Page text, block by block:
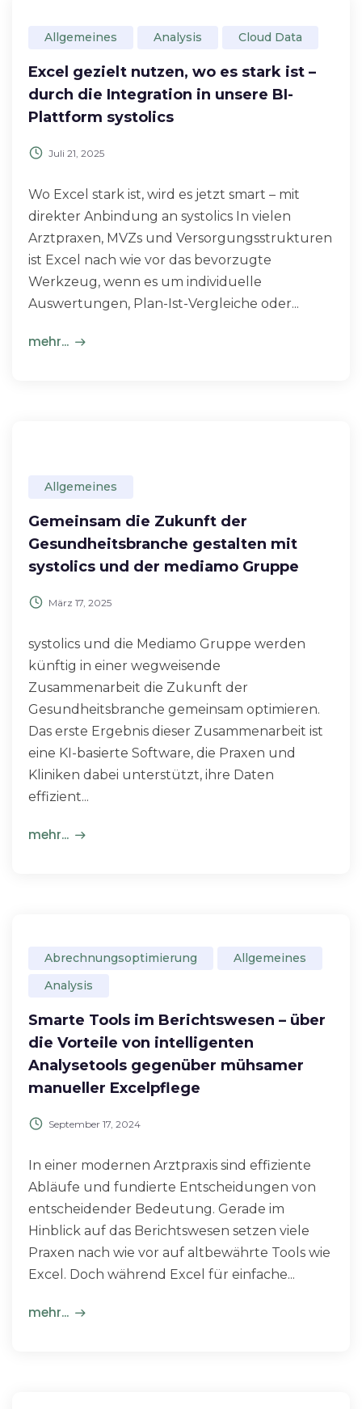
Allgemeines Analysis Cloud Data
Excel gezielt nutzen, wo es stark ist –
durch die Integration in unsere BI-
Plattform systolics
Juli 21, 2025
Wo Excel stark ist, wird es jetzt smart – mit
direkter Anbindung an systolics In vielen
Arztpraxen, MVZs und Versorgungsstrukturen
ist Excel nach wie vor das bevorzugte
Werkzeug, wenn es um individuelle
Auswertungen, Plan-Ist-Vergleiche oder...
mehr...
Allgemeines
Gemeinsam die Zukunft der
Gesundheitsbranche gestalten mit
systolics und der mediamo Gruppe
März 17, 2025
systolics und die Mediamo Gruppe werden
künftig in einer wegweisende
Zusammenarbeit die Zukunft der
Gesundheitsbranche gemeinsam optimieren.
Das erste Ergebnis dieser Zusammenarbeit ist
eine KI-basierte Software, die Praxen und
Kliniken dabei unterstützt, ihre Daten
effizient...
mehr...
Abrechnungsoptimierung
Allgemeines
Analysis
Smarte Tools im Berichtswesen – über
die Vorteile von intelligenten
Analysetools gegenüber mühsamer
manueller Excelpflege
September 17, 2024
In einer modernen Arztpraxis sind effiziente
Abläufe und fundierte Entscheidungen von
entscheidender Bedeutung. Gerade im
Hinblick auf das Berichtswesen setzen viele
Praxen nach wie vor auf altbewährte Tools wie
Excel. Doch während Excel für einfache...
mehr...